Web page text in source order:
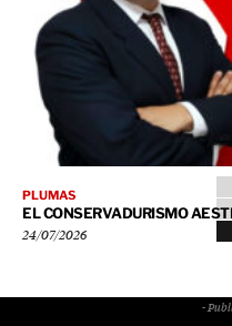
PLUMAS
EL CONSERVADURISMO
24/07/2026
-